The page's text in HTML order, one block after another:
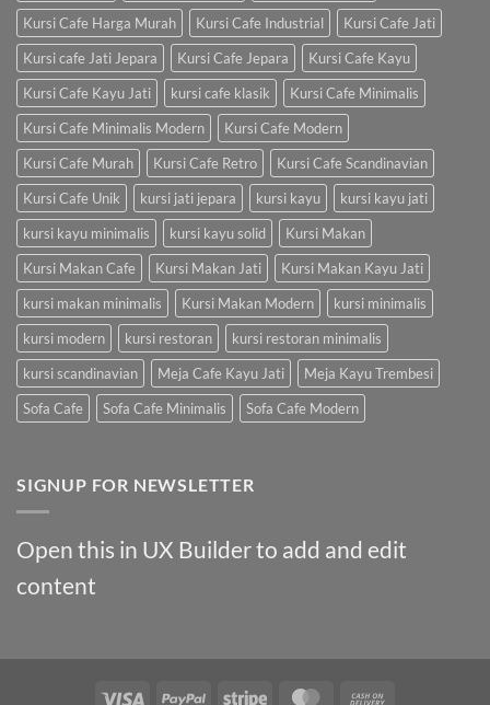
Kursi Cafe Harga Murah
Kursi Cafe Industrial
Kursi Cafe Jati
Kursi cafe Jati Jepara
Kursi Cafe Jepara
Kursi Cafe Kayu
Kursi Cafe Kayu Jati
kursi cafe klasik
Kursi Cafe Minimalis
Kursi Cafe Minimalis Modern
Kursi Cafe Modern
Kursi Cafe Murah
Kursi Cafe Retro
Kursi Cafe Scandinavian
Kursi Cafe Unik
kursi jati jepara kursi kayu
kursi kayu jati
kursi kayu minimalis
kursi kayu solid
Kursi Makan
Kursi Makan Cafe
Kursi Makan Jati
Kursi Makan Kayu Jati
kursi makan minimalis
Kursi Makan Modern
kursi minimalis
kursi modern
kursi restoran
kursi restoran minimalis
kursi scandinavian
Meja Cafe Kayu Jati
Meja Kayu Trembesi
Sofa Cafe
Sofa Cafe Minimalis Sofa Cafe Modern
SIGNUP FOR NEWSLETTER
Open this in UX Builder to add and edit
content